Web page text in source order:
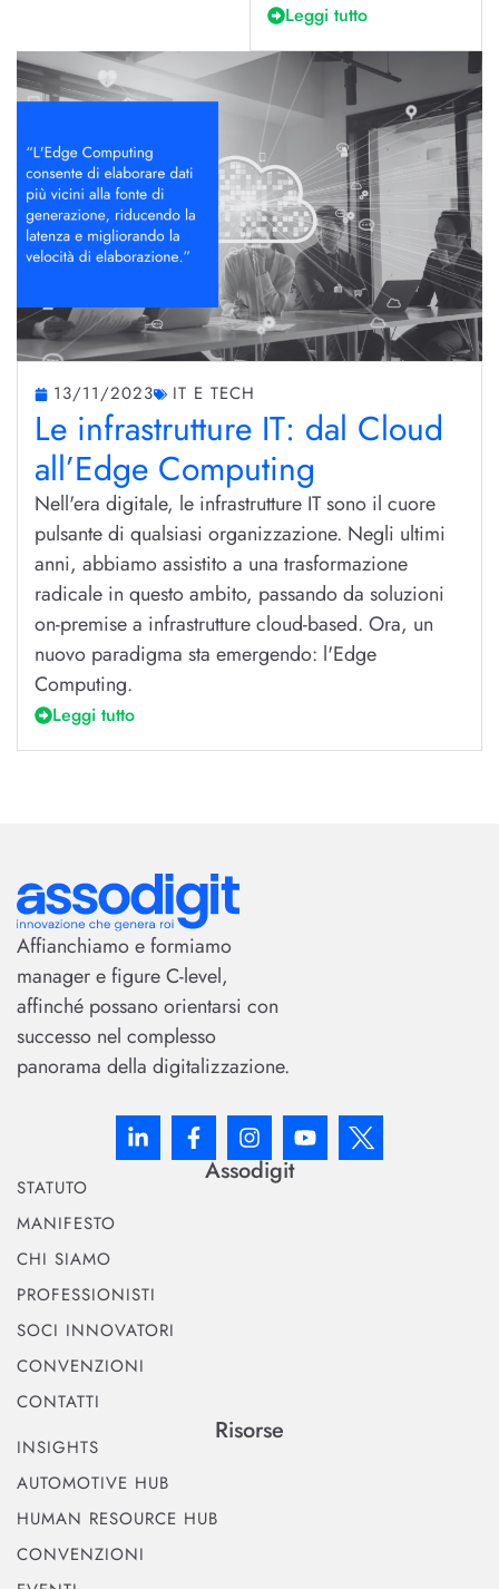
Leggi tutto
13/11/2023 IT E TECH
Le infrastrutture IT: dal Cloud
all’Edge Computing
Nell'era digitale, le infrastrutture IT sono il cuore
pulsante di qualsiasi organizzazione. Negli ultimi
anni, abbiamo assistito a una trasformazione
radicale in questo ambito, passando da soluzioni
on-premise a infrastrutture cloud-based. Ora, un
nuovo paradigma sta emergendo: l'Edge
Computing.
Leggi tutto
Affianchiamo e formiamo
manager e figure C-level,
affinché possano orientarsi con
successo nel complesso
panorama della digitalizzazione.
Assodigit
STATUTO
MANIFESTO
CHI SIAMO
PROFESSIONISTI
SOCI INNOVATORI
CONVENZIONI
CONTATTI
Risorse
INSIGHTS
AUTOMOTIVE HUB
HUMAN RESOURCE HUB
CONVENZIONI